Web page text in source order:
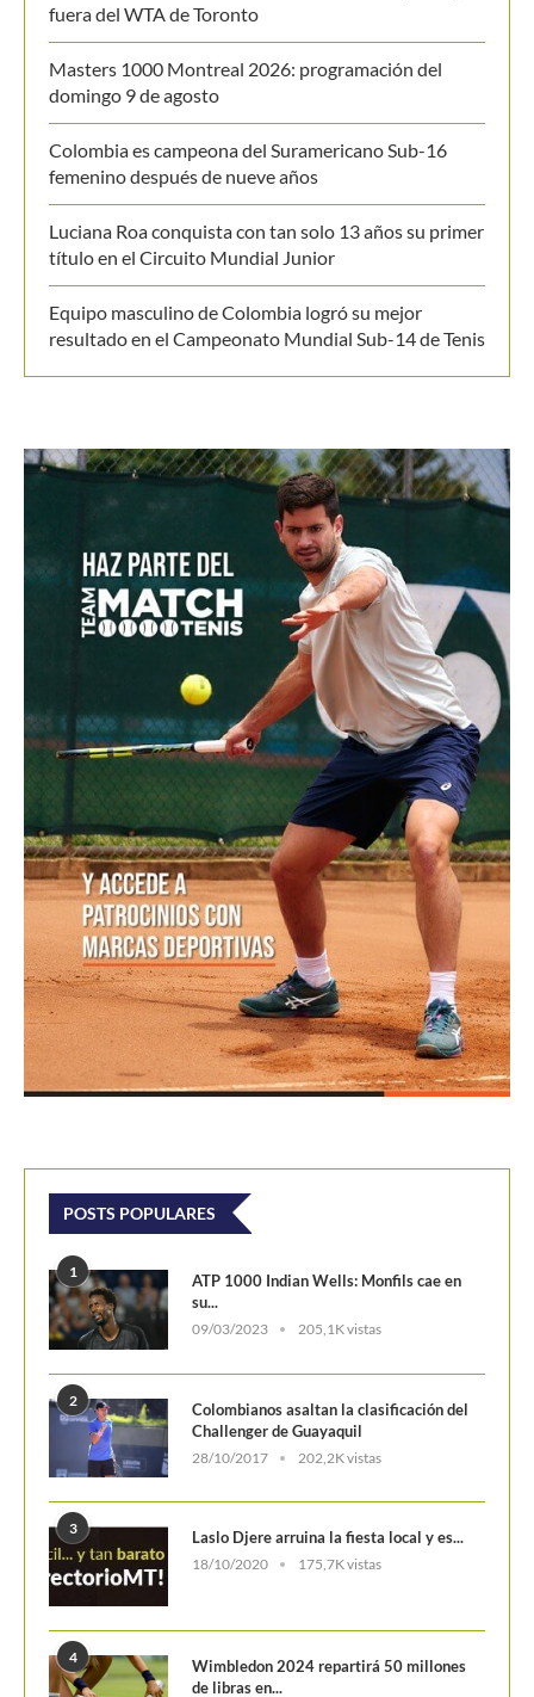
Alexandrova le toma la medida a Sabalenka y la deja
fuera del WTA de Toronto
Masters 1000 Montreal 2026: programación del
domingo 9 de agosto
Colombia es campeona del Suramericano Sub-16
femenino después de nueve años
Luciana Roa conquista con tan solo 13 años su primer
título en el Circuito Mundial Junior
Equipo masculino de Colombia logró su mejor
POSTS POPULARES
1
ATP 1000 Indian Wells: Monfils cae en
su...
2
Colombianos asaltan la clasificación del
Challenger de Guayaquil
3 Laslo Djere arruina la fiesta local y es...
4 Wimbledon 2024 repartirá 50 millones